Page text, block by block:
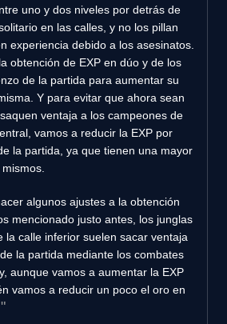
uno y dos niveles por detrás de
en las calles, y no los pillan
experiencia debido a los asesinatos.
obtención de EXP en dúo y de los
de la partida para aumentar su
Y para evitar que ahora sean
ventaja a los campeones de
vamos a reducir la EXP por
la partida, ya que tienen una mayor
algunos ajustes a la obtención
mencionado justo antes, los junglas
la calle inferior suelen sacar ventaja
la partida mediante los combates
aunque vamos a aumentar la EXP
vamos a reducir un poco el oro en